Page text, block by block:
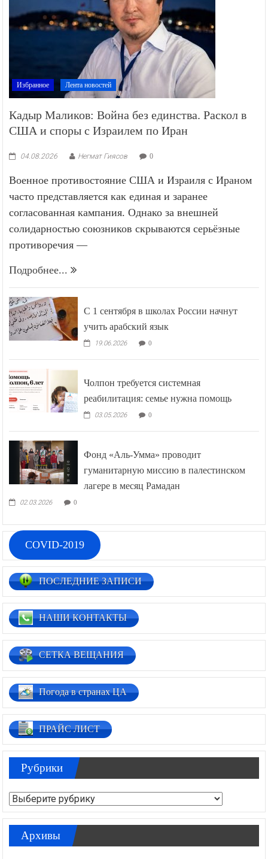
Избранное Лента новостей
Кадыр Маликов: Война без единства. Раскол в
США и споры с Израилем по Иран
04.08.2026 Негмат Гиясов 0
Военное противостояние США и Израиля с Ираном
часто представляется как единая и заранее
согласованная кампания. Однако за внешней
солидарностью союзников скрываются серьёзные
противоречия —
Подробнее...
С 1 сентября в школах России начнут
учить арабский язык
19.06.2026 0
Чолпон требуется системная
реабилитация: семье нужна помощь
03.05.2026 0
Фонд «Аль-Умма» проводит
гуманитарную миссию в палестинском
лагере в месяц Рамадан
02.03.2026 0
COVID-2019
ПОСЛЕДНИЕ ЗАПИСИ
НАШИ КОНТАКТЫ
СЕТКА ВЕЩАНИЯ
Погода в странах ЦА
ПРАЙС ЛИСТ
Рубрики
Рубрики
Архивы